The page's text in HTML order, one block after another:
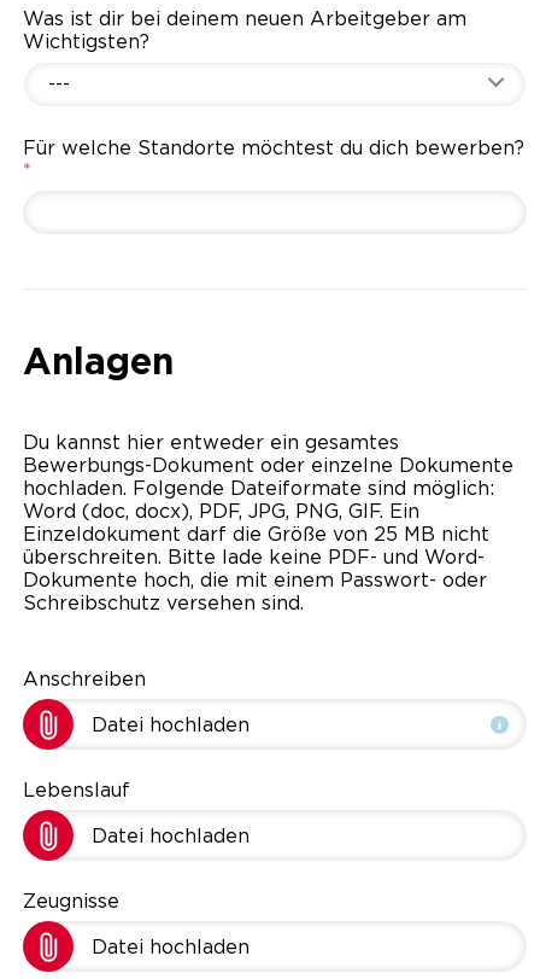
Was ist dir bei deinem neuen Arbeitgeber am
Wichtigsten?
---
Für welche Standorte möchtest du dich bewerben?
*
Anlagen
Du kannst hier entweder ein gesamtes
Bewerbungs-Dokument oder einzelne Dokumente
hochladen. Folgende Dateiformate sind möglich:
Word (doc, docx), PDF, JPG, PNG, GIF. Ein
Einzeldokument darf die Größe von 25 MB nicht
überschreiten. Bitte lade keine PDF- und Word-
Dokumente hoch, die mit einem Passwort- oder
Schreibschutz versehen sind.
Anschreiben
Datei hochladen
Lebenslauf
Datei hochladen
Zeugnisse
Datei hochladen